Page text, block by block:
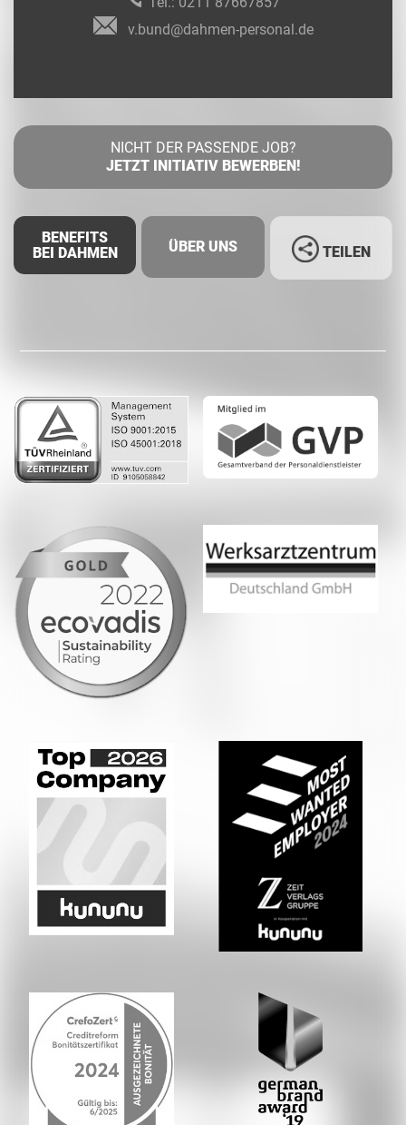
v.bund@dahmen-personal.de
NICHT DER PASSENDE JOB?
JETZT INITIATIV BEWERBEN!
BENEFITS
BEI DAHMEN
ÜBER UNS TEILEN